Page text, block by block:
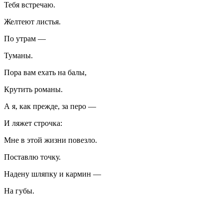
Тебя встречаю.
Желтеют листья.
По утрам —
Туманы.
Пора вам ехать на балы,
Крутить романы.
А я, как прежде, за перо —
И ляжет строчка:
Мне в этой жизни повезло.
Поставлю точку.
Надену шляпку и кармин —
На губы.